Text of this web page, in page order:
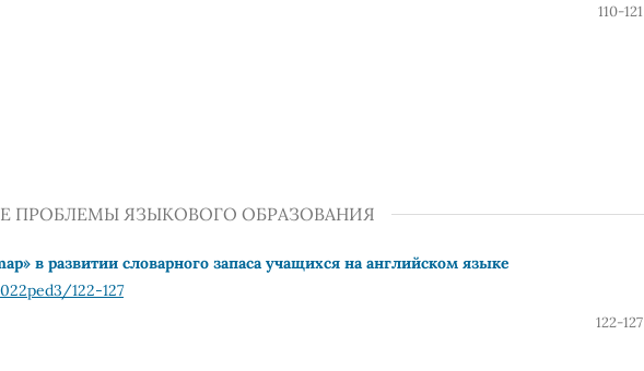
110-121
ПРОБЛЕМЫ ЯЗЫКОВОГО ОБРАЗОВАНИЯ
в развитии словарного запаса учащихся на английском языке
122-127
122-127